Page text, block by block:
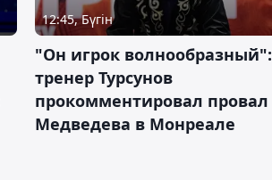
12:45, Бүгін
"Он игрок волнообразный":
тренер Турсунов
прокомментировал провал
Медведева в Монреале